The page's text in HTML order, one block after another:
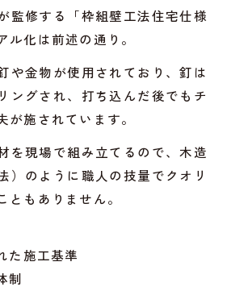
監修する「枠組壁工法住宅仕様
化は前述の通り。
や金物が使用されており、釘は
ングされ、打ち込んだ後でもチ
が施されています。
を現場で組み立てるので、木造
）のように職人の技量でクオリ
ともありません。
た施工基準
制